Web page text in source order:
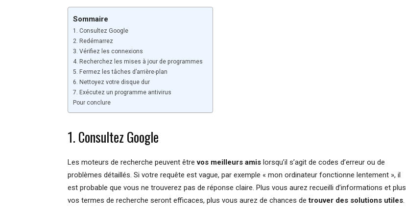
Sommaire
1. Consultez Google
2. Redémarrez
3. Vérifiez les connexions
4. Recherchez les mises à jour de programmes
5. Fermez les tâches d’arrière-plan
6. Nettoyez votre disque dur
7. Exécutez un programme antivirus
Pour conclure
1. Consultez Google
Les moteurs de recherche peuvent êtrevos meilleurs amis lorsqu’il s’agit de codes d’erreur ou de
problèmes détaillés. Si votre requête est vague, par exemple « mon ordinateur fonctionne lentement », il
est probable que vous ne trouverez pas de réponse claire. Plus vous aurez recueilli d’informations et plus
vos termes de recherche seront efficaces, plus vous aurez de chances detrouver des solutions utiles.